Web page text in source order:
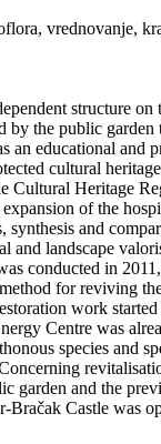
vrednovanje,
structure
the public
an educational
cultural
Cultural Heritage
of the
and
and landscape
conducted in
for reviving
work
Centre was
species and
garden and the
Bračak Castle was